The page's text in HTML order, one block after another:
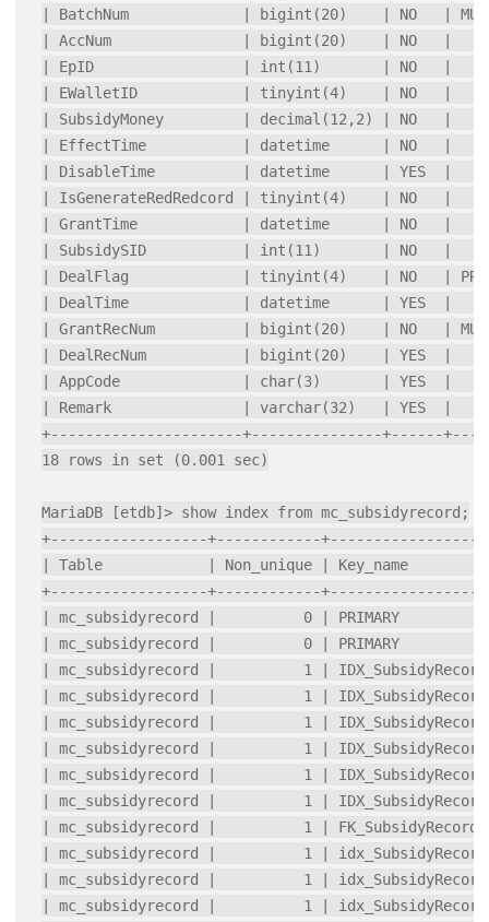
| BatchNum             | bigint(20)    | NO   |
| AccNum               | bigint(20)    | NO   |
| EpID                 | int(11)       | NO   |
| EWalletID            | tinyint(4)    | NO   |
| SubsidyMoney         | decimal(12,2) | NO
| EffectTime           | datetime      | NO   |
| DisableTime          | datetime      | YES  |
| IsGenerateRedRedcord | tinyint(4)    | NO
| GrantTime            | datetime      | NO   |
| SubsidySID           | int(11)       | NO   |
| DealFlag             | tinyint(4)    | NO   |
| DealTime             | datetime      | YES  |
| GrantRecNum          | bigint(20)    | NO   |
| DealRecNum           | bigint(20)    | YES  |
| AppCode              | char(3)       | YES  |
| Remark               | varchar(32)   | YES  |
+----------------------+---------------+------
18 rows in set (0.001 sec)
MariaDB [etdb]> show index from mc_subsidyrecord;
+------------------+------------
| Table            | Non_unique | Key_name
+------------------+------------
| mc_subsidyrecord |          0 |
| mc_subsidyrecord |          0 |
| mc_subsidyrecord |          1 |
| mc_subsidyrecord |          1 |
| mc_subsidyrecord |          1 |
| mc_subsidyrecord |          1 |
| mc_subsidyrecord |          1 |
| mc_subsidyrecord |          1 |
| mc_subsidyrecord |          1 |
| mc_subsidyrecord |          1 |
| mc_subsidyrecord |          1 |
| mc_subsidyrecord |          1 |